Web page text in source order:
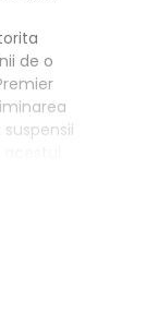
de o
bucura-te de
facut noi.
duplex
unui tanc se